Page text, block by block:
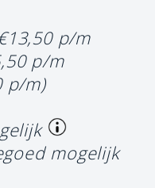
p/m
p/m
p/m)
mogelijk